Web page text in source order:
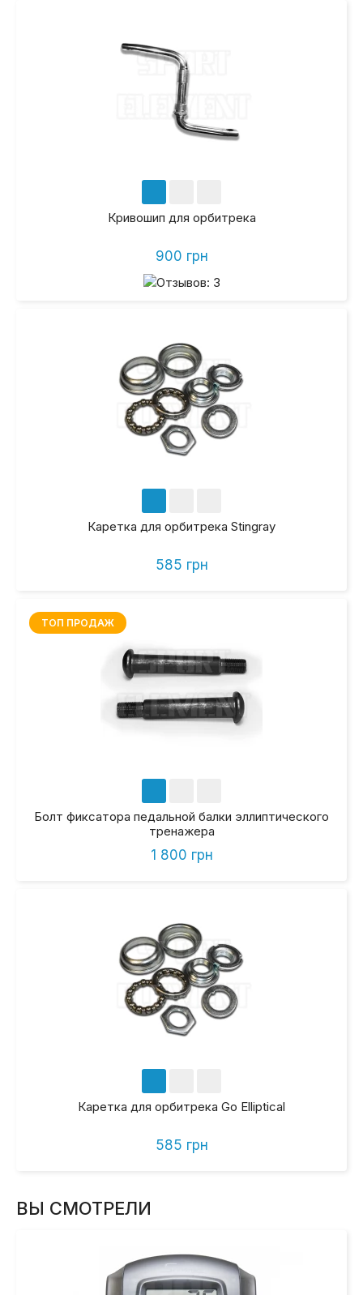
Кривошип для орбитрека
900 грн
Каретка для орбитрека Stingray
585 грн
ТОП ПРОДАЖ
Болт фиксатора педальной балки эллиптического
тренажера
1 800 грн
Каретка для орбитрека Go Elliptical
585 грн
ВЫ СМОТРЕЛИ